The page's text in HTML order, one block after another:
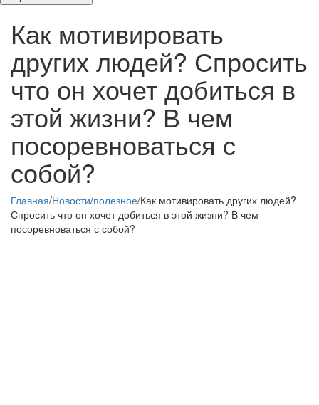
Как мотивировать
других людей? Спросить
что он хочет добиться в
этой жизни? В чем
посоревноваться с
собой?
Главная/Новости/полезное/Как мотивировать других людей?
Спросить что он хочет добиться в этой жизни? В чем
посоревноваться с собой?